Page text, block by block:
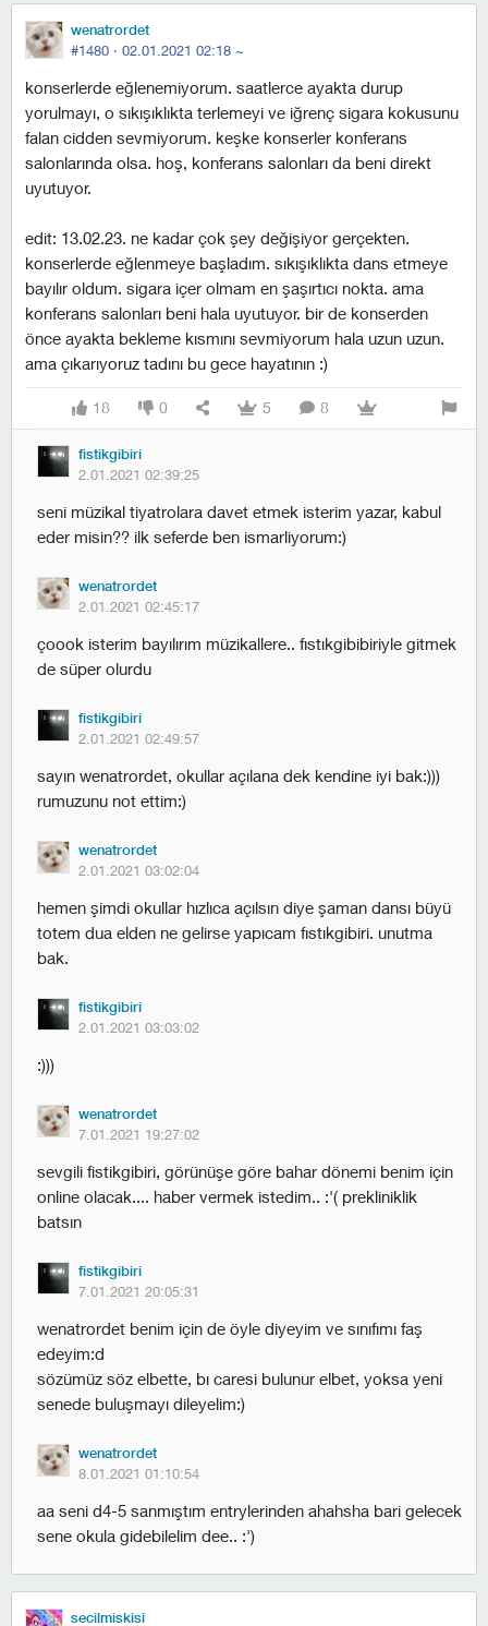
wenatrordet
#1480 · 02.01.2021 02:18 ~
konserlerde eğlenemiyorum. saatlerce ayakta durup
yorulmayı, o sıkışıklıkta terlemeyi ve iğrenç sigara kokusunu
falan cidden sevmiyorum. keşke konserler konferans
salonlarında olsa. hoş, konferans salonları da beni direkt
uyutuyor.
edit: 13.02.23. ne kadar çok şey değişiyor gerçekten.
konserlerde eğlenmeye başladım. sıkışıklıkta dans etmeye
bayılır oldum. sigara içer olmam en şaşırtıcı nokta. ama
konferans salonları beni hala uyutuyor. bir de konserden
önce ayakta bekleme kısmını sevmiyorum hala uzun uzun.
ama çıkarıyoruz tadını bu gece hayatının :)
18 0 5 8
fistikgibiri
2.01.2021 02:39:25
seni müzikal tiyatrolara davet etmek isterim yazar, kabul
eder misin?? i̇lk seferde ben ismarliyorum:)
wenatrordet
2.01.2021 02:45:17
çoook isterim bayılırım müzikallere.. fıstıkgibibiriyle gitmek
de süper olurdu
fistikgibiri
2.01.2021 02:49:57
sayın wenatrordet, okullar açılana dek kendine iyi bak:)))
rumuzunu not ettim:)
wenatrordet
2.01.2021 03:02:04
hemen şimdi okullar hızlıca açılsın diye şaman dansı büyü
totem dua elden ne gelirse yapıcam fıstıkgibiri. unutma
bak.
fistikgibiri
2.01.2021 03:03:02
:)))
wenatrordet
7.01.2021 19:27:02
sevgili fistikgibiri, görünüşe göre bahar dönemi benim için
online olacak.... haber vermek istedim.. :'( prekliniklik
batsın
fistikgibiri
7.01.2021 20:05:31
wenatrordet benim için de öyle diyeyim ve sınıfımı faş
edeyim:d
sözümüz söz elbette, bı caresi bulunur elbet, yoksa yeni
senede buluşmayı dileyelim:)
wenatrordet
8.01.2021 01:10:54
aa seni d4-5 sanmıştım entrylerinden ahahsha bari gelecek
sene okula gidebilelim dee.. :')
secilmiskisi